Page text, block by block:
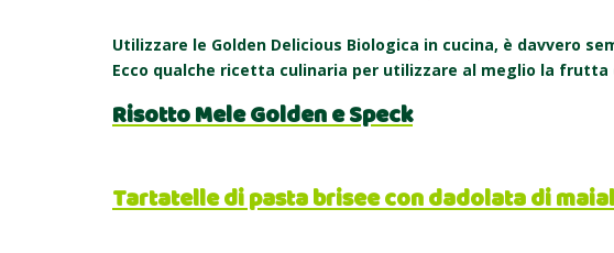
Utilizzare le Golden Delicious Biologica in cucina, è davvero
Ecco qualche ricetta culinaria per utilizzare al meglio la frutta
Risotto Mele Golden e Speck
Tartatelle di pasta brisee con dadolata di